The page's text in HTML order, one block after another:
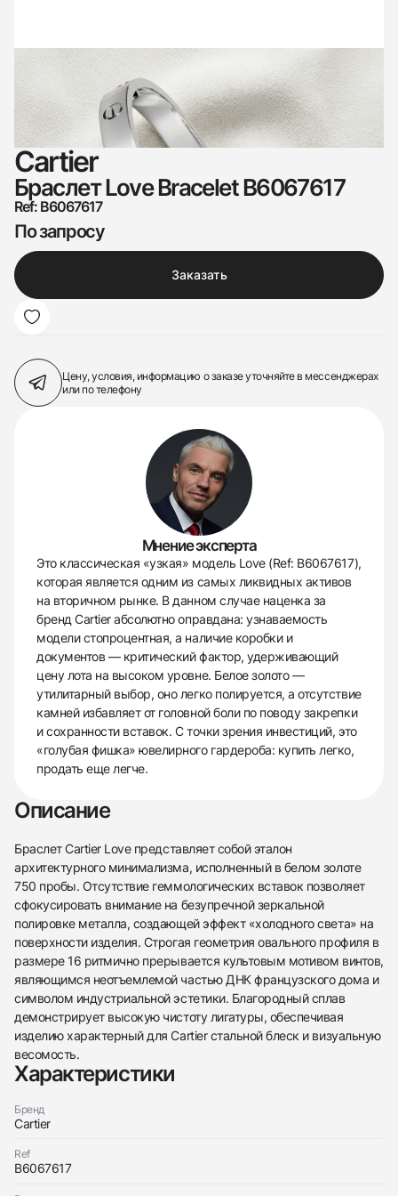
Cartier
Браслет Love Bracelet B6067617
Ref: B6067617
По запросу
Заказать
Цену, условия, информацию о заказеуточняйте в мессенджерах
или по телефону
Мнение эксперта
Это классическая «узкая» модель Love (Ref: B6067617),
которая является одним из самых ликвидных активов
на вторичном рынке. В данном случае наценка за
бренд Cartier абсолютно оправдана: узнаваемость
модели стопроцентная, а наличие коробки и
документов — критический фактор, удерживающий
цену лота на высоком уровне. Белое золото —
утилитарный выбор, оно легко полируется, а отсутствие
камней избавляет от головной боли по поводу закрепки
и сохранности вставок. С точки зрения инвестиций, это
«голубая фишка» ювелирного гардероба: купить легко,
продать еще легче.
Описание
Браслет Cartier Love представляет собой эталон
архитектурного минимализма, исполненный в белом золоте
750 пробы. Отсутствие геммологических вставок позволяет
сфокусировать внимание на безупречной зеркальной
полировке металла, создающей эффект «холодного света» на
поверхности изделия. Строгая геометрия овального профиля в
размере 16 ритмично прерывается культовым мотивом винтов,
являющимся неотъемлемой частью ДНК французского дома и
символом индустриальной эстетики. Благородный сплав
демонстрирует высокую чистоту лигатуры, обеспечивая
изделию характерный для Cartier стальной блеск и визуальную
весомость.
Характеристики
Бренд
Cartier
Ref
B6067617